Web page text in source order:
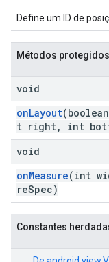
Define um ID de
Métodos protegidos
void
onLayout
t right, int
void
onMeasure(int
reSpec)
Constantes